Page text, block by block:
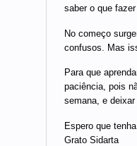
saber o que
No começo
confusos. Mas
Para que
paciência, pois
semana, e
Espero que
Grato Sidarta